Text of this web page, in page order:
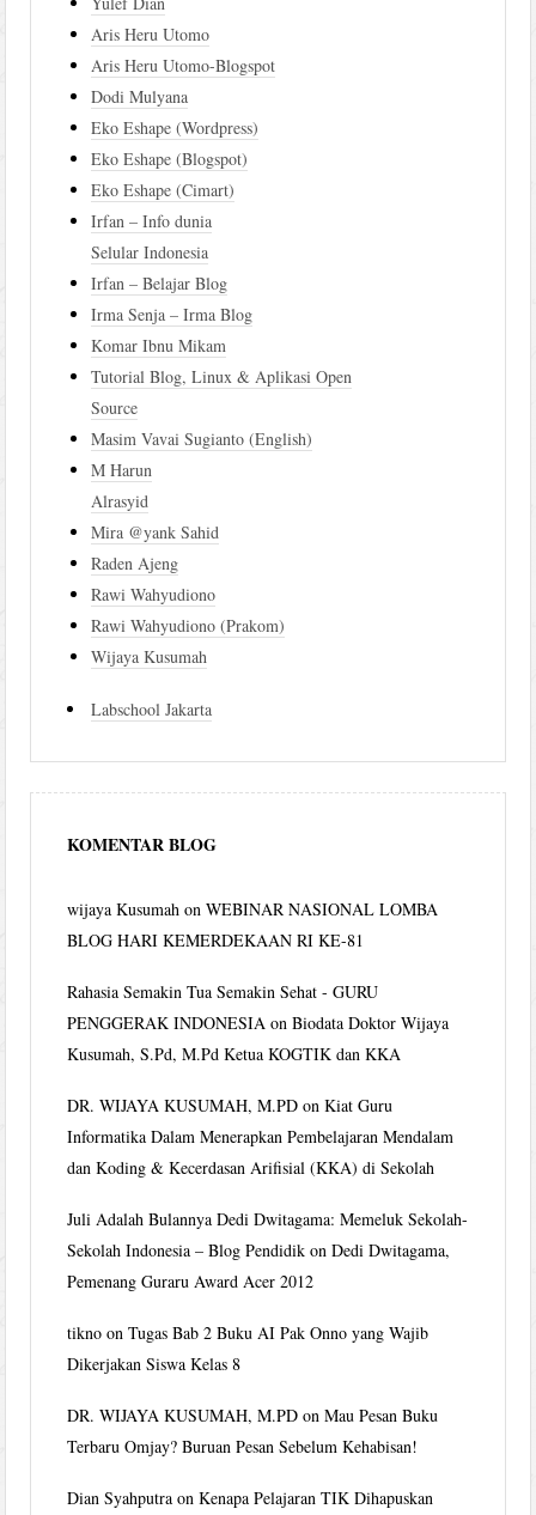
Aris Heru Utomo
Aris Heru Utomo-Blogspot
Dodi Mulyana
Eko Eshape (Wordpress)
Eko Eshape (Blogspot)
Eko Eshape (Cimart)
Irfan – Info dunia
Selular Indonesia
Irfan – Belajar Blog
Irma Senja – Irma Blog
Komar Ibnu Mikam
Tutorial Blog, Linux & Aplikasi Open
Source
Masim Vavai Sugianto (English)
M Harun
Alrasyid
Mira @yank Sahid
Raden Ajeng
Rawi Wahyudiono
Rawi Wahyudiono (Prakom)
Wijaya Kusumah
Labschool Jakarta
KOMENTAR BLOG
wijaya Kusumah onWEBINAR NASIONAL LOMBA
BLOG HARI KEMERDEKAAN RI KE-81
Rahasia Semakin Tua Semakin Sehat - GURU
PENGGERAK INDONESIA onBiodata Doktor Wijaya
Kusumah, S.Pd, M.Pd Ketua KOGTIK dan KKA
DR. WIJAYA KUSUMAH, M.PD onKiat Guru
Informatika Dalam Menerapkan Pembelajaran Mendalam
dan Koding & Kecerdasan Arifisial (KKA) di Sekolah
Juli Adalah Bulannya Dedi Dwitagama: Memeluk Sekolah-
Sekolah Indonesia – Blog Pendidik onDedi Dwitagama,
Pemenang Guraru Award Acer 2012
tikno onTugas Bab 2 Buku AI Pak Onno yang Wajib
Dikerjakan Siswa Kelas 8
DR. WIJAYA KUSUMAH, M.PD onMau Pesan Buku
Terbaru Omjay? Buruan Pesan Sebelum Kehabisan!
Dian Syahputra onKenapa Pelajaran TIK Dihapuskan